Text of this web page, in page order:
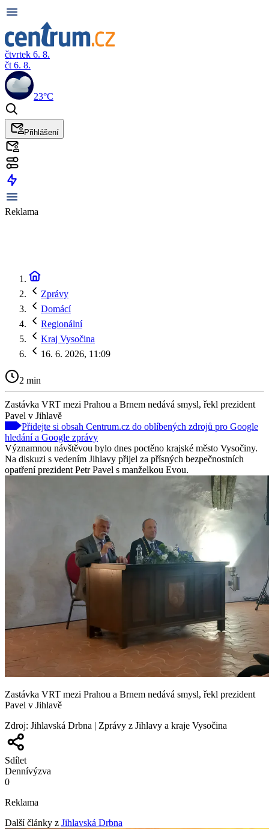
čtvrtek 6. 8.
čt 6. 8.
23°C
Přihlášení
Reklama
Zprávy
Domácí
Regionální
Kraj Vysočina
16. 6. 2026, 11:09
2 min
Zastávka VRT mezi Prahou a Brnem nedává smysl, řekl prezident
Pavel v Jihlavě
Přidejte si obsah Centrum.cz do oblíbených zdrojů pro Google
hledání a Google zprávy
Významnou návštěvou bylo dnes poctěno krajské město Vysočiny.
Na diskuzi s vedením Jihlavy přijel za přísných bezpečnostních
opatření prezident Petr Pavel s manželkou Evou.
Zastávka VRT mezi Prahou a Brnem nedává smysl, řekl prezident
Pavel v Jihlavě
Zdroj: Jihlavská Drbna | Zprávy z Jihlavy a kraje Vysočina
Sdílet
Dennívýzva
0
Reklama
Další články z Jihlavská Drbna